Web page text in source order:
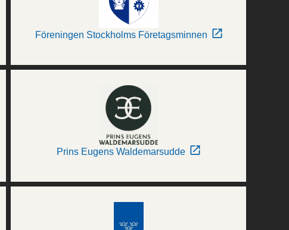
Föreningen Stockholms Företagsminnen
Prins Eugens Waldemarsudde